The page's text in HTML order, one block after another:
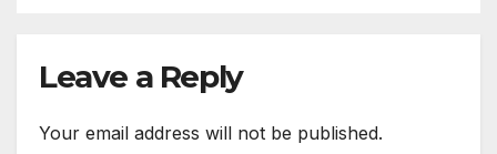
Leave a Reply
Your email address will not be published.